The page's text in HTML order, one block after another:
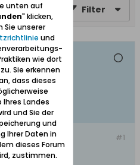
Filter
#1
unten auf
" klicken,
Sie unserer
und
wie dort
Sie erkennen
dass dieses
Landes
und Sie der
und
Ihrer Daten in
dieses Forum
zustimmen.